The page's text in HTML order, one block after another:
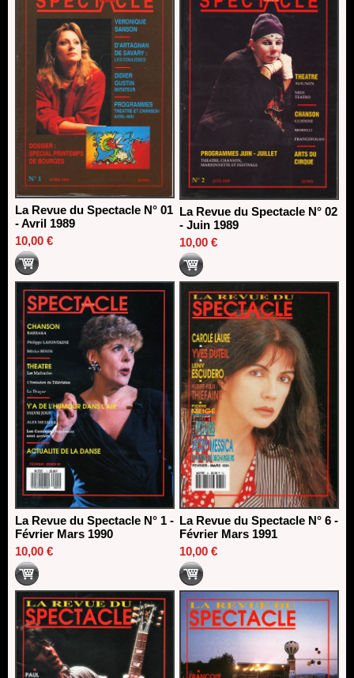
13/06/2026
Dispositif SACD Auteurs d'espaces : les lauréats 2026
18/03/2026
La Revue du Spectacle N° 01
- Avril 1989
10,00 €
La Revue du Spectacle N° 02
- Juin 1989
10,00 €
La Revue du Spectacle N° 1 -
Février Mars 1990
10,00 €
La Revue du Spectacle N° 6 -
Février Mars 1991
10,00 €